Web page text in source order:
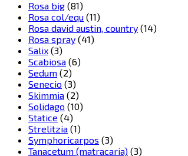
Rosa big (81)
Rosa col/equ (11)
Rosa david austin, country (14)
Rosa spray (41)
Salix (3)
Scabiosa (6)
Sedum (2)
Senecio (3)
Skimmia (2)
Solidago (10)
Statice (4)
Strelitzia (1)
Symphoricarpos (3)
Tanacetum (matracaria) (3)